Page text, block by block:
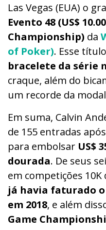
Las Vegas (EUA) o
Evento 48 (US$
Championship) da
of Poker). Esse
bracelete da série
craque, além do
um recorde da
Em suma, Calvin
de 155 entradas
para embolsar US$
dourada. De seus
em competições 10K
já havia faturado
em 2018, e além
Game